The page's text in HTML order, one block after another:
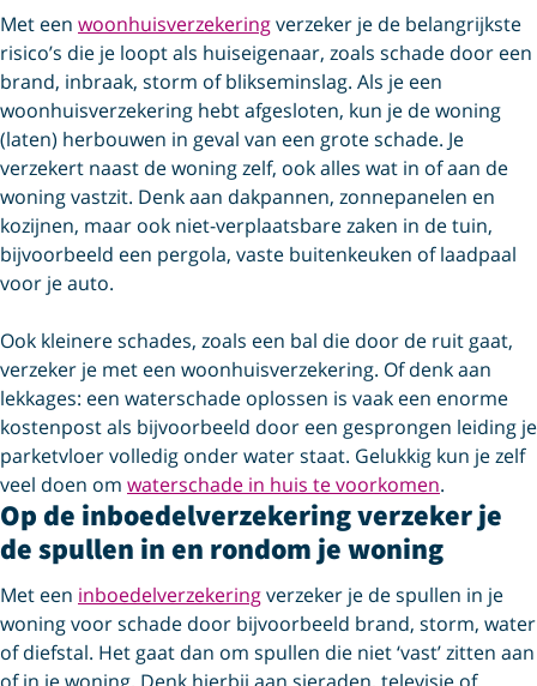
Met een woonhuisverzekeringverzeker je de belangrijkste
risico’s die je loopt als huiseigenaar, zoals schade door een
brand, inbraak, storm of blikseminslag. Als je een
woonhuisverzekering hebt afgesloten, kun je de woning
(laten) herbouwen in geval van een grote schade. Je
verzekert naast de woning zelf, ook alles wat in of aan de
woning vastzit. Denk aan dakpannen, zonnepanelen en
kozijnen, maar ook niet-verplaatsbare zaken in de tuin,
bijvoorbeeld een pergola, vaste buitenkeuken of laadpaal
voor je auto.
Ook kleinere schades, zoals een bal die door de ruit gaat,
verzeker je met een woonhuisverzekering. Of denk aan
lekkages: een waterschade oplossen is vaak een enorme
kostenpost als bijvoorbeeld door een gesprongen leiding je
parketvloer volledig onder water staat. Gelukkig kun je zelf
veel doen om waterschade in huis te voorkomen.
Op de inboedelverzekering verzeker je
de spullen in en rondom je woning
Met een inboedelverzekeringverzeker je de spullen in je
woning voor schade door bijvoorbeeld brand, storm, water
of diefstal. Het gaat dan om spullen die niet ‘vast’ zitten aan